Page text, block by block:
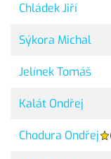
Chládek Jiří
Sýkora Michal
Jelínek Tomáš
Kalát Ondřej
Chodura Ondřej